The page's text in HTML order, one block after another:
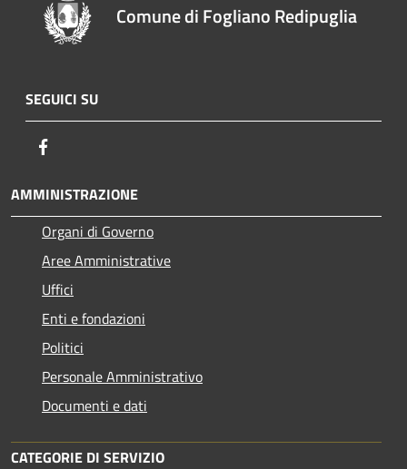
Comune di Fogliano Redipuglia
SEGUICI SU
AMMINISTRAZIONE
Organi di Governo
Aree Amministrative
Uffici
Enti e fondazioni
Politici
Personale Amministrativo
Documenti e dati
CATEGORIE DI SERVIZIO